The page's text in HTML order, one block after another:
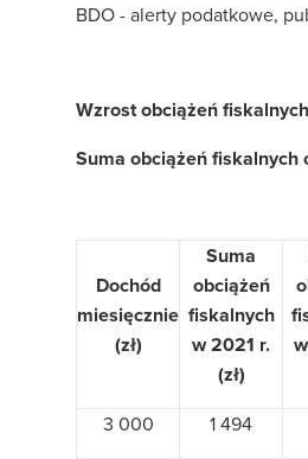
BDO - alerty podatkowe,
Wzrost obciążeń
Suma obciążeń fiskalnych
Dochód
miesięcznie
(zł)
Suma
obciążeń
fiskalnych
w 2021 r.
(zł)
3 000 1 494